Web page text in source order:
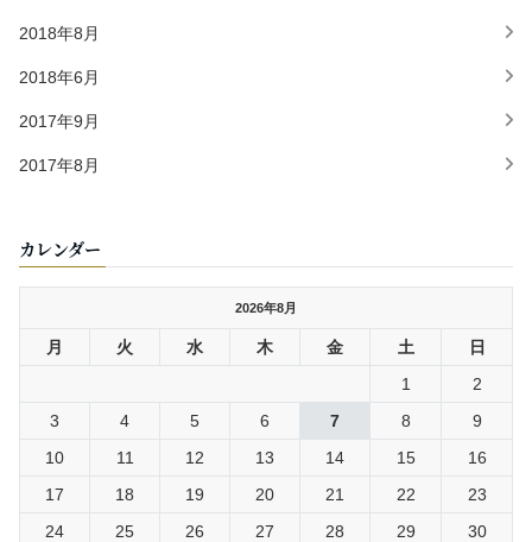
2018年8月
2018年6月
2017年9月
2017年8月
カレンダー
2026年8月
月 火 水 木 金 土 日
1
2
3
4 5 6 7 8
9
10
11 12 13 14 15
16
17
18 19 20 21 22
23
24
25 26 27 28 29
30